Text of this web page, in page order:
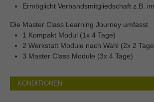
Ermöglicht Verbandsmitgliedschaft z.B.
Die Master Class Learning Journey umfasst
1 Kompakt Modul (1x 4 Tage)
2 Werkstatt Module nach Wahl (2x 2
3 Master Class Module (3x 4 Tage)
KONDITIONEN